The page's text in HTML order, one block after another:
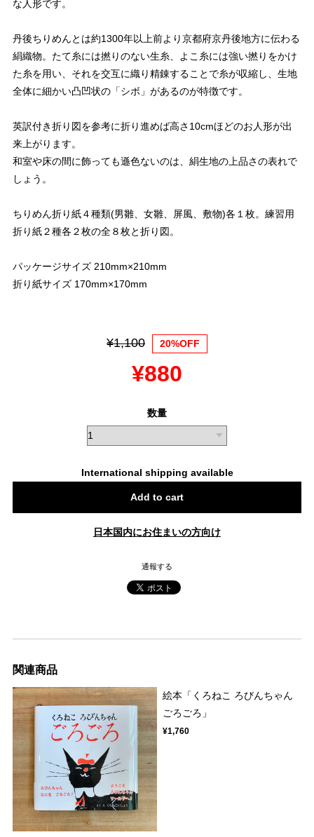
な人形です。
丹後ちりめんとは約1300年以上前より京都府京丹後地方に伝わる
絹織物。たて糸には撚りのない生糸、よこ糸には強い撚りをかけ
た糸を用い、それを交互に織り精錬することで糸が収縮し、生地
全体に細かい凸凹状の「シボ」があるのが特徴です。
英訳付き折り図を参考に折り進めば高さ10cmほどのお人形が出
来上がります。
和室や床の間に飾っても遜色ないのは、絹生地の上品さの表れで
しょう。
ちりめん折り紙４種類(男雛、女雛、屏風、敷物)各１枚。練習用
折り紙２種各２枚の全８枚と折り図。
パッケージサイズ 210mm×210mm
折り紙サイズ 170mm×170mm
¥1,100 20%OFF
¥880
数量
International shipping available
Add to cart
日本国内にお住まいの方向け
通報する
関連商品
絵本「くろねこ ろびんちゃん
ごろごろ」
¥1,760